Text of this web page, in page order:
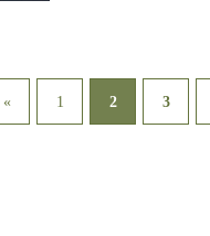
« 1 2 3